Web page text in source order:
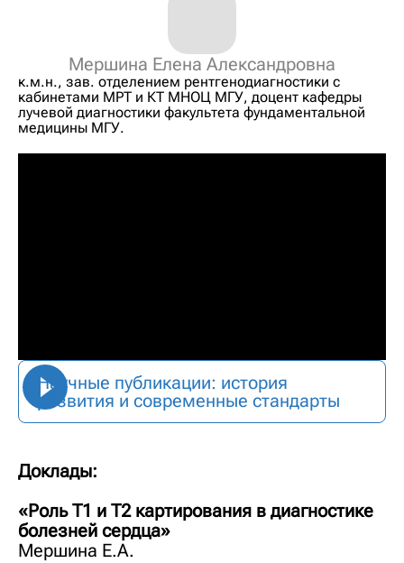
Мершина Елена Александровна
к.м.н., зав. отделением рентгенодиагностики с
кабинетами МРТ и КТ МНОЦ МГУ, доцент кафедры
лучевой диагностики факультета фундаментальной
медицины МГУ.
Научные публикации: история
развития и современные стандарты
Доклады:
«Роль Т1 и Т2 картирования в диагностике
болезней сердца»
Мершина Е.А.